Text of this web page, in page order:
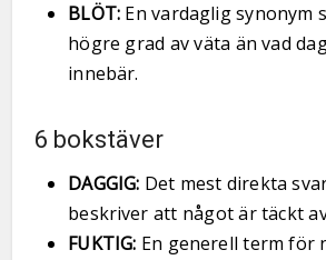
BLÖT: En vardaglig synonym
högre grad av väta än vad
innebär.
6 bokstäver
DAGGIG: Det mest direkta
beskriver att något är täckt
FUKTIG: En generell term för